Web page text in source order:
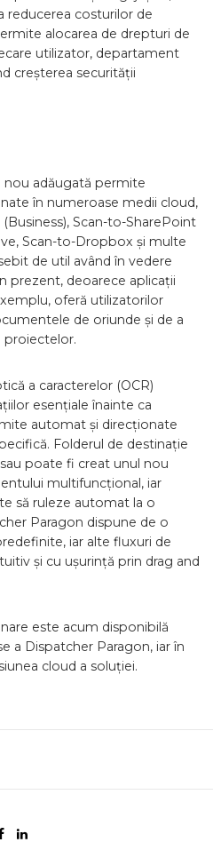
reducerea costurilor de
alocarea de drepturi de
utilizator, departament
creșterea securității
nou adăugată permite
în numeroase medii cloud,
Scan-to-SharePoint
Scan-to-Dropbox și multe
de util având în vedere
prezent, deoarece aplicații
oferă utilizatorilor
de oriunde și de a
proiectelor.
a caracterelor (OCR)
esențiale înainte ca
automat și direcționate
Folderul de destinație
poate fi creat unul nou
multifuncțional, iar
să ruleze automat la o
Paragon dispune de o
iar alte fluxuri de
și cu ușurință prin drag and
este acum disponibilă
a Dispatcher Paragon, iar în
cloud a soluției.